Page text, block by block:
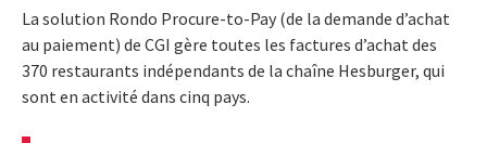
La solution Rondo Procure-to-Pay (de la demande d’achat
au paiement) de CGI gère toutes les factures d’achat des
370 restaurants indépendants de la chaîne Hesburger, qui
sont en activité dans cinq pays.